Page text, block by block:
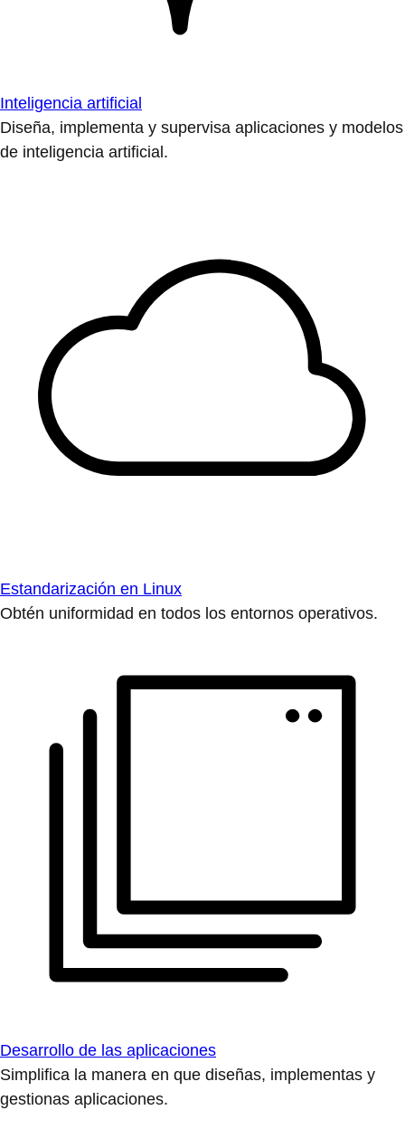
Inteligencia artificial
Diseña, implementa y supervisa aplicaciones y modelos
de inteligencia artificial.
Estandarización en Linux
Obtén uniformidad en todos los entornos operativos.
Desarrollo de las aplicaciones
Simplifica la manera en que diseñas, implementas y
gestionas aplicaciones.